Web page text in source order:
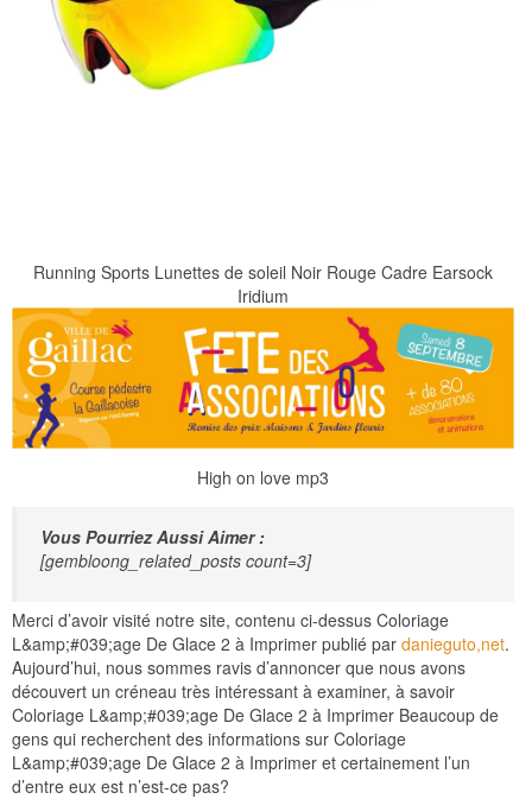
Running Sports Lunettes de soleil Noir Rouge Cadre Earsock
Iridium
High on love mp3
Vous Pourriez Aussi Aimer :
[gembloong_related_posts count=3]
Merci d’avoir visité notre site, contenu ci-dessus Coloriage
L&amp;#039;age De Glace 2 à Imprimer publié par danieguto,net.
Aujourd’hui, nous sommes ravis d’annoncer que nous avons
découvert un créneau très intéressant à examiner, à savoir
Coloriage L&amp;#039;age De Glace 2 à Imprimer Beaucoup de
gens qui recherchent des informations sur Coloriage
L&amp;#039;age De Glace 2 à Imprimer et certainement l’un
d’entre eux est n’est-ce pas?